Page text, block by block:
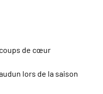
coups de cœur
lors de la saison